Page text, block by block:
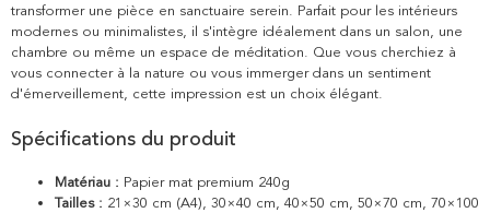
transformer une pièce en sanctuaire serein. Parfait pour les intérieurs
modernes ou minimalistes, il s'intègre idéalement dans un salon, une
chambre ou même un espace de méditation. Que vous cherchiez à
vous connecter à la nature ou vous immerger dans un sentiment
d'émerveillement, cette impression est un choix élégant.
Spécifications du produit
Matériau : Papier mat premium 240g
Tailles : 21×30 cm (A4), 30×40 cm, 40×50 cm, 50×70 cm, 70×100